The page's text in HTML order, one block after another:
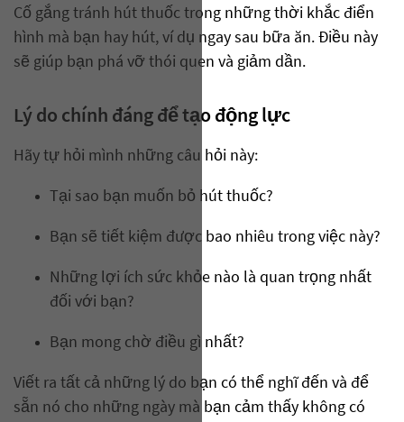
Cố gắng tránh hút thuốc trong những thời khắc điển
hình mà bạn hay hút, ví dụ ngay sau bữa ăn. Điều này
sẽ giúp bạn phá vỡ thói quen và giảm dần.
Lý do chính đáng để tạo động lực
Hãy tự hỏi mình những câu hỏi này:
Tại sao bạn muốn bỏ hút thuốc?
Bạn sẽ tiết kiệm được bao nhiêu trong việc này?
Những lợi ích sức khỏe nào là quan trọng nhất
đối với bạn?
Bạn mong chờ điều gì nhất?
Viết ra tất cả những lý do bạn có thể nghĩ đến và để
sẵn nó cho những ngày mà bạn cảm thấy không có